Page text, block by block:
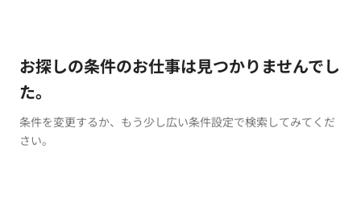
お探しの条件のお仕事は見つかりませんでし
た。
条件を変更するか、もう少し広い条件設定で検索してみてくだ
さい。